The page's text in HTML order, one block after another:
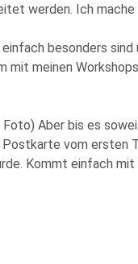
werden. Ich
besonders sind
mit meinen
Aber bis es
vom ersten
Kommt einfach mit